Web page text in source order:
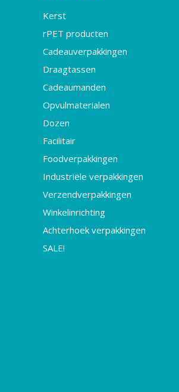
Kerst
rPET producten
Cadeauverpakkingen
Draagtassen
Cadeaumanden
Opvulmaterialen
Dozen
Facilitair
Foodverpakkingen
Industriële verpakkingen
Verzendverpakkingen
Winkelinrichting
Achterhoek verpakkingen
SALE!